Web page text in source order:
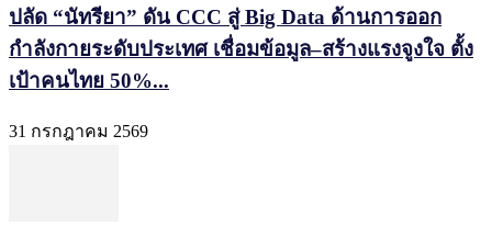
ปลัด “นัทรียา” ดัน CCC สู่ Big Data ด้านการออก
กำลังกายระดับประเทศ เชื่อมข้อมูล–สร้างแรงจูงใจ ตั้ง
เป้าคนไทย 50%...
31 กรกฎาคม 2569